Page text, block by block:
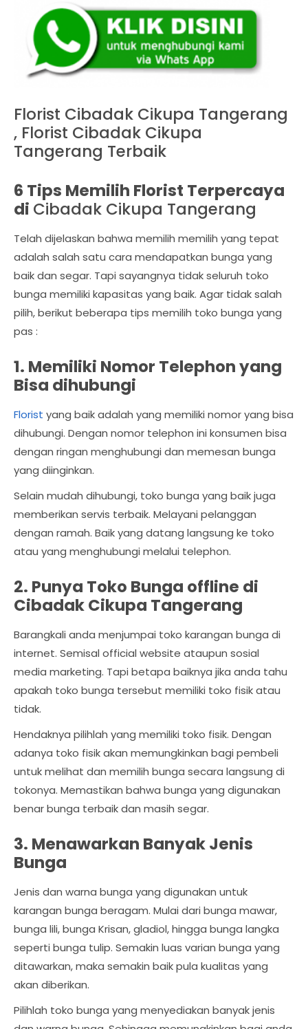
Florist Cibadak Cikupa Tangerang
, Florist Cibadak Cikupa
Tangerang Terbaik
6 Tips Memilih Florist Terpercaya
di Cibadak Cikupa Tangerang
Telah dijelaskan bahwa memilih memilih yang tepat
adalah salah satu cara mendapatkan bunga yang
baik dan segar. Tapi sayangnya tidak seluruh toko
bunga memiliki kapasitas yang baik. Agar tidak salah
pilih, berikut beberapa tips memilih toko bunga yang
pas :
1. Memiliki Nomor Telephon yang
Bisa dihubungi
Florist yang baik adalah yang memiliki nomor yang bisa
dihubungi. Dengan nomor telephon ini konsumen bisa
dengan ringan menghubungi dan memesan bunga
yang diinginkan.
Selain mudah dihubungi, toko bunga yang baik juga
memberikan servis terbaik. Melayani pelanggan
dengan ramah. Baik yang datang langsung ke toko
atau yang menghubungi melalui telephon.
2. Punya Toko Bunga offline di
Cibadak Cikupa Tangerang
Barangkali anda menjumpai toko karangan bunga di
internet. Semisal official website ataupun sosial
media marketing. Tapi betapa baiknya jika anda tahu
apakah toko bunga tersebut memiliki toko fisik atau
tidak.
Hendaknya pilihlah yang memiliki toko fisik. Dengan
adanya toko fisik akan memungkinkan bagi pembeli
untuk melihat dan memilih bunga secara langsung di
tokonya. Memastikan bahwa bunga yang digunakan
benar bunga terbaik dan masih segar.
3. Menawarkan Banyak Jenis
Bunga
Jenis dan warna bunga yang digunakan untuk
karangan bunga beragam. Mulai dari bunga mawar,
bunga lili, bunga Krisan, gladiol, hingga bunga langka
seperti bunga tulip. Semakin luas varian bunga yang
ditawarkan, maka semakin baik pula kualitas yang
akan diberikan.
Pilihlah toko bunga yang menyediakan banyak jenis